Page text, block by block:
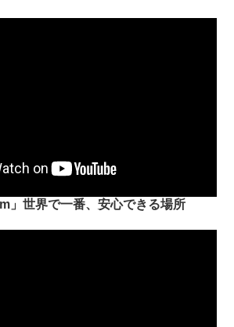
」世界で一番、安心できる場所